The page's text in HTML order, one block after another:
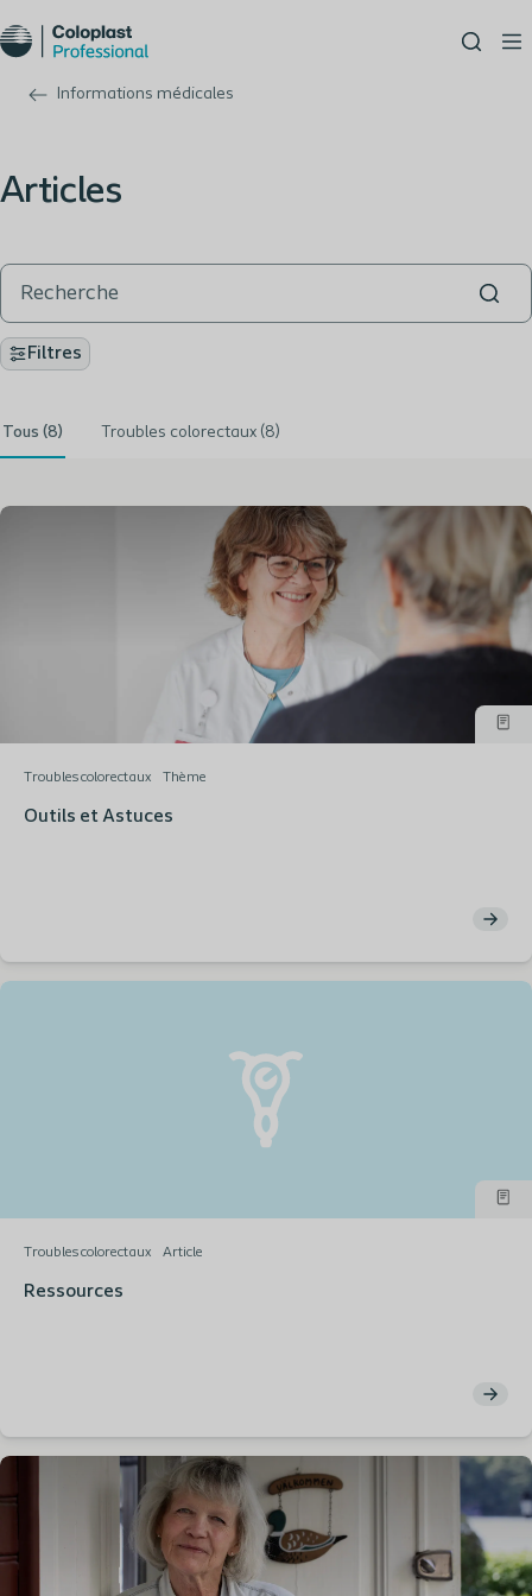
Informations médicales
Articles
Filtres
Tous (8) Troubles colorectaux (8)
Troubles colorectaux Thème
Outils et Astuces
Troubles colorectaux Article
Ressources